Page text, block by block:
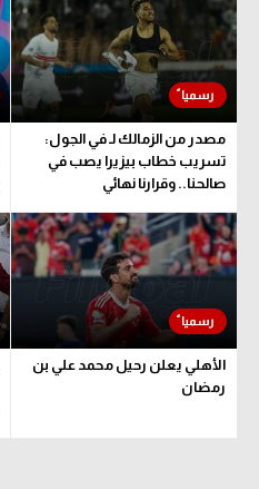
مصدر من الزمالك لـ في الجول:
تسريب خطاب بيزيرا يصب في
صالحنا.. وقرارنا نهائي
الأهلي يعلن رحيل محمد علي بن
رمضان